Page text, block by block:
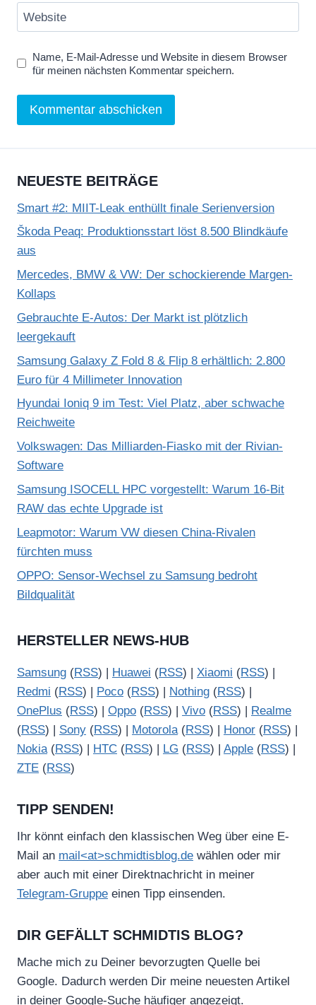
Website
Name, E-Mail-Adresse und Website in diesem Browser
für meinen nächsten Kommentar speichern.
NEUESTE BEITRÄGE
Smart #2: MIIT-Leak enthüllt finale Serienversion
Škoda Peaq: Produktionsstart löst 8.500 Blindkäufe
aus
Mercedes, BMW & VW: Der schockierende Margen-
Kollaps
Gebrauchte E-Autos: Der Markt ist plötzlich
leergekauft
Samsung Galaxy Z Fold 8 & Flip 8 erhältlich: 2.800
Euro für 4 Millimeter Innovation
Hyundai Ioniq 9 im Test: Viel Platz, aber schwache
Reichweite
Volkswagen: Das Milliarden-Fiasko mit der Rivian-
Software
Samsung ISOCELL HPC vorgestellt: Warum 16-Bit
RAW das echte Upgrade ist
Leapmotor: Warum VW diesen China-Rivalen
fürchten muss
OPPO: Sensor-Wechsel zu Samsung bedroht
Bildqualität
HERSTELLER NEWS-HUB
Samsung (RSS) | Huawei (RSS) | Xiaomi (RSS) |
Redmi (RSS) | Poco (RSS) | Nothing (RSS) |
OnePlus (RSS) | Oppo (RSS) | Vivo (RSS) |
Realme
(RSS) | Sony (RSS) | Motorola(RSS) | Honor (RSS) |
Nokia(RSS) | HTC (RSS) | LG (RSS) | Apple (RSS) |
ZTE (RSS)
TIPP SENDEN!
Ihr könnt einfach den klassischen Weg über eine E-
Mail an mail<at>schmidtisblog.de wählen oder mir
aber auch mit einer Direktnachricht in meiner
Telegram-Gruppe einen Tipp einsenden.
DIR GEFÄLLT SCHMIDTIS BLOG?
Mache mich zu Deiner bevorzugten Quelle bei
Google. Dadurch werden Dir meine neuesten Artikel
in deiner Google-Suche häufiger angezeigt.